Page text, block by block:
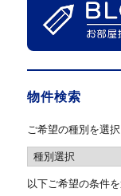
物件検索
ご希望の種別を選
以下ご希望の条件